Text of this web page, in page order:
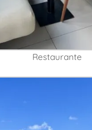
Restaurante